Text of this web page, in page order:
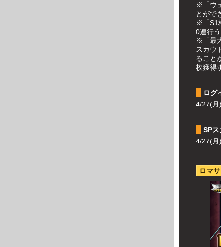
※「ウ
とがで
※「S1
0連行
※「最
スカウ
ること
枚獲得
ログ
4/27(月
SPス
4/27(月
ロマ